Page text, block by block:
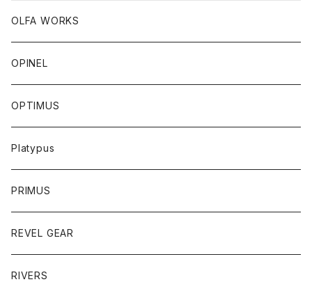
OLFA WORKS
OPINEL
OPTIMUS
Platypus
PRIMUS
REVEL GEAR
RIVERS